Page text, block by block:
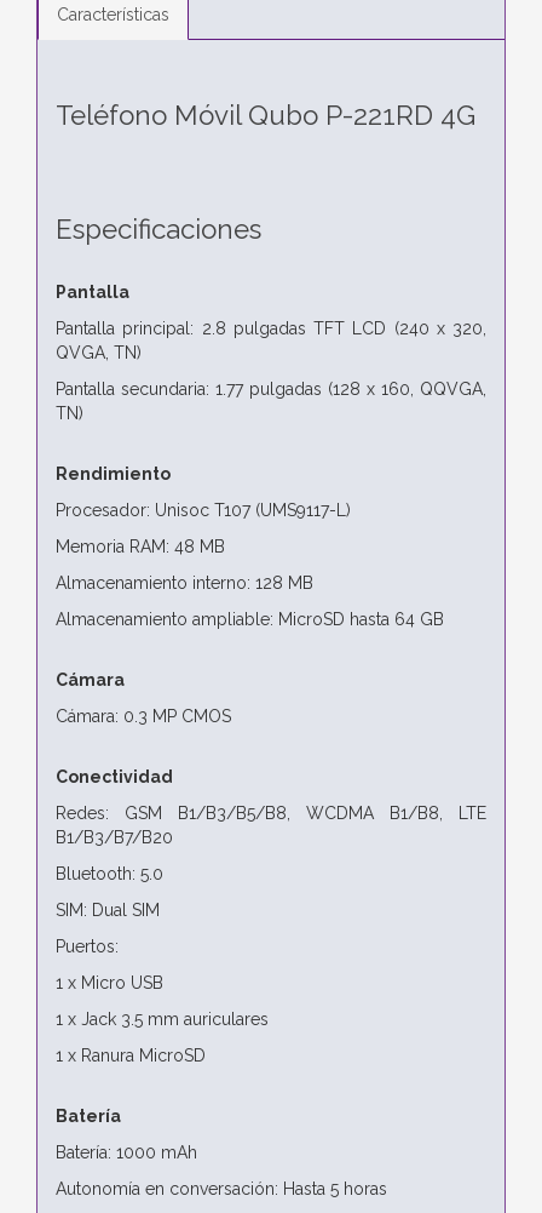
Características
Teléfono Móvil Qubo P-221RD 4G
Especificaciones
Pantalla
Pantalla principal: 2.8 pulgadas TFT LCD (240 x 320,
QVGA, TN)
Pantalla secundaria: 1.77 pulgadas (128 x 160, QQVGA,
TN)
Rendimiento
Procesador: Unisoc T107 (UMS9117-L)
Memoria RAM: 48 MB
Almacenamiento interno: 128 MB
Almacenamiento ampliable: MicroSD hasta 64 GB
Cámara
Cámara: 0.3 MP CMOS
Conectividad
Redes: GSM B1/B3/B5/B8, WCDMA B1/B8, LTE
B1/B3/B7/B20
Bluetooth: 5.0
SIM: Dual SIM
Puertos:
1 x Micro USB
1 x Jack 3.5 mm auriculares
1 x Ranura MicroSD
Batería
Batería: 1000 mAh
Autonomía en conversación: Hasta 5 horas